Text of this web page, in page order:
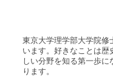
東京大学理学部大学院修
います。好きなことは
しい分野を知る第一歩
ります。